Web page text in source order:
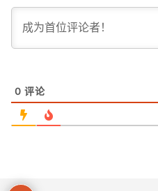
0 评论